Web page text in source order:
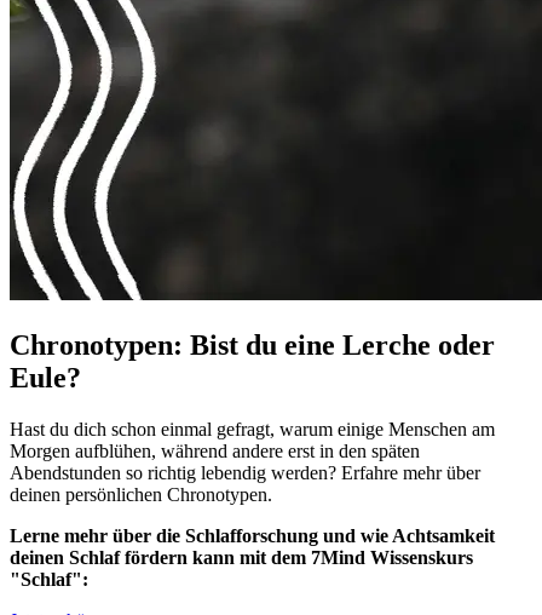
Chronotypen: Bist du eine Lerche oder
Eule?
Hast du dich schon einmal gefragt, warum einige Menschen am
Morgen aufblühen, während andere erst in den späten
Abendstunden so richtig lebendig werden? Erfahre mehr über
deinen persönlichen Chronotypen.
Lerne mehr über die Schlafforschung und wie Achtsamkeit
deinen Schlaf fördern kann mit dem 7Mind Wissenskurs
"Schlaf":